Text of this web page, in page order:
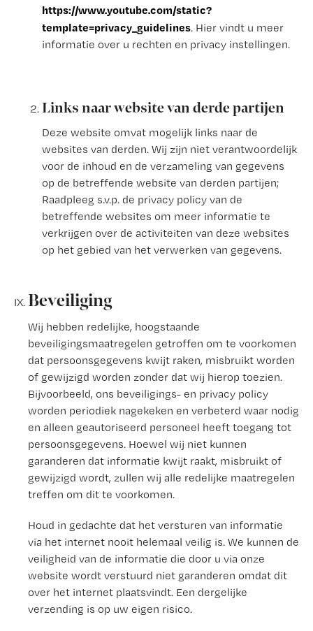
https://www.youtube.com/static?
template=privacy_guidelines. Hier vindt u meer
informatie over u rechten en privacy instellingen.
Links naar website van derde partijen
Deze website omvat mogelijk links naar de
websites van derden. Wij zijn niet verantwoordelijk
voor de inhoud en de verzameling van gegevens
op de betreffende website van derden partijen;
Raadpleeg s.v.p. de privacy policy van de
betreffende websites om meer informatie te
verkrijgen over de activiteiten van deze websites
op het gebied van het verwerken van gegevens.
Beveiliging
Wij hebben redelijke, hoogstaande
beveiligingsmaatregelen getroffen om te voorkomen
dat persoonsgegevens kwijt raken, misbruikt worden
of gewijzigd worden zonder dat wij hierop toezien.
Bijvoorbeeld, ons beveiligings- en privacy policy
worden periodiek nagekeken en verbeterd waar nodig
en alleen geautoriseerd personeel heeft toegang tot
persoonsgegevens. Hoewel wij niet kunnen
garanderen dat informatie kwijt raakt, misbruikt of
gewijzigd wordt, zullen wij alle redelijke maatregelen
treffen om dit te voorkomen.
Houd in gedachte dat het versturen van informatie
via het internet nooit helemaal veilig is. We kunnen de
veiligheid van de informatie die door u via onze
website wordt verstuurd niet garanderen omdat dit
over het internet plaatsvindt. Een dergelijke
verzending is op uw eigen risico.